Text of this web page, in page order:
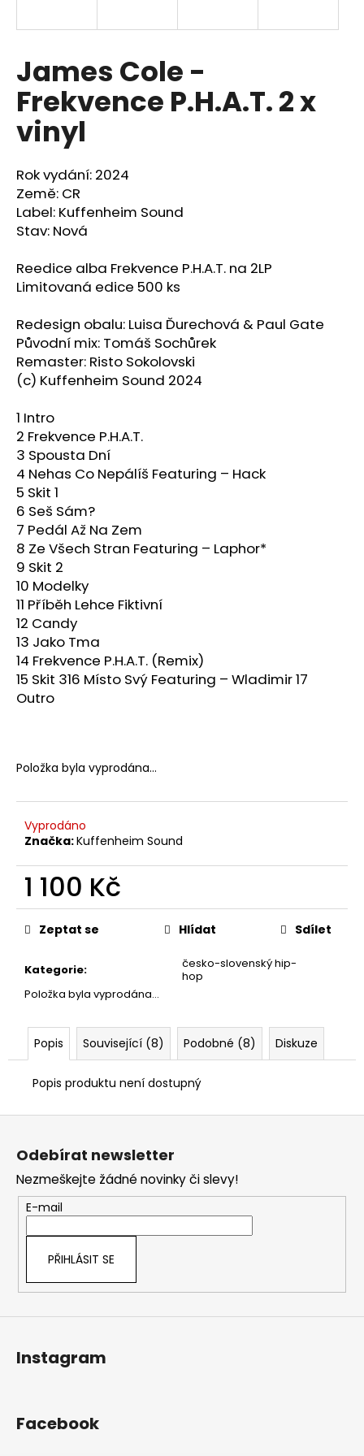
James Cole -
Frekvence P.H.A.T. 2 x
vinyl
Rok vydání: 2024
Země: CR
Label: Kuffenheim Sound
Stav: Nová
Reedice alba Frekvence P.H.A.T. na 2LP
Limitovaná edice 500 ks
Redesign obalu: Luisa Ďurechová & Paul Gate
Původní mix: Tomáš Sochůrek
Remaster: Risto Sokolovski
(c) Kuffenheim Sound 2024
1 Intro
2 Frekvence P.H.A.T.
3 Spousta Dní
4 Nehas Co Nepálíš Featuring – Hack
5 Skit 1
6 Seš Sám?
7 Pedál Až Na Zem
8 Ze Všech Stran Featuring – Laphor*
9 Skit 2
10 Modelky
11 Příběh Lehce Fiktivní
12 Candy
13 Jako Tma
14 Frekvence P.H.A.T. (Remix)
15 Skit 316 Místo Svý Featuring – Wladimir 17
Outro
Položka byla vyprodána…
Vyprodáno
Značka:Kuffenheim Sound
1 100 Kč
Měrná
cena:
Kategorie:
česko-slovenský hip-
hop
Položka byla vyprodána…
Zeptat se Hlídat Sdílet
Popis Související (8) Podobné (8) Diskuze
Popis produktu není dostupný
t
?
D
o
p
r
u
č
u
e
m
e
Z
Odebírat newsletter
Nezmeškejte žádné novinky či slevy!
E-mail
PŘIHLÁSIT SE
Instagram
Facebook